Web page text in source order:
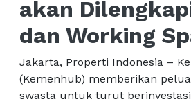
akan
dan Working
Jakarta, Properti Indonesia –
(Kemenhub) memberikan
swasta untuk turut